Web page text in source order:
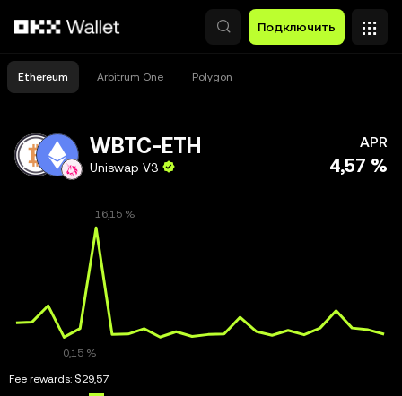
Подключить
Ethereum Arbitrum One Polygon
WBTC-ETH
Uniswap V3
APR
4,57 %
Fee rewards: $29,57